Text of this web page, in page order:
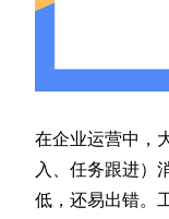
在企业运营中，
入、任务跟进）
低，还易出错。